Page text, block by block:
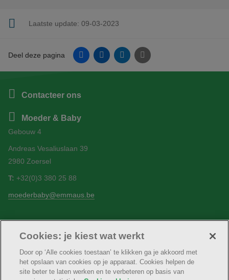
Laatste update: 09-03-2023
Deel deze pagina FacebookLinkedinTwitter E-mail
Contacteer ons
Moeder & Baby
Gebouw 4
Andreas Vesaliuslaan 39
2980 Zoersel
T: +32(0)3 380 25 88
moederbaby@emmaus.be
Volg ons Facebook
Cookies: je kiest wat werkt
Door op ‘Alle cookies toestaan’ te klikken ga je akkoord met
het opslaan van cookies op je apparaat. Cookies helpen de
site beter te laten werken en te verbeteren op basis van